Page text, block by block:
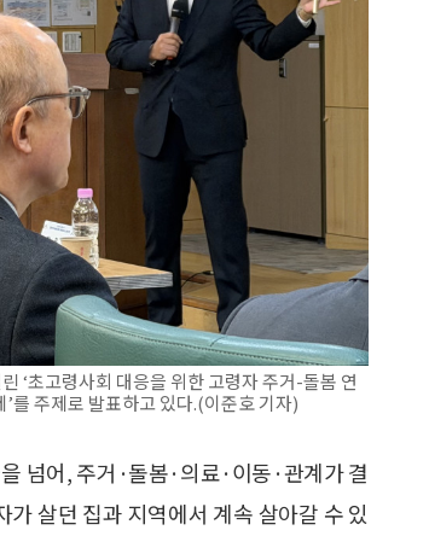
‘초고령사회 대응을 위한 고령자 주거-돌봄 연
를 주제로 발표하고 있다.(이준호 기자)
넘어, 주거·돌봄·의료·이동·관계가 결
살던 집과 지역에서 계속 살아갈 수 있